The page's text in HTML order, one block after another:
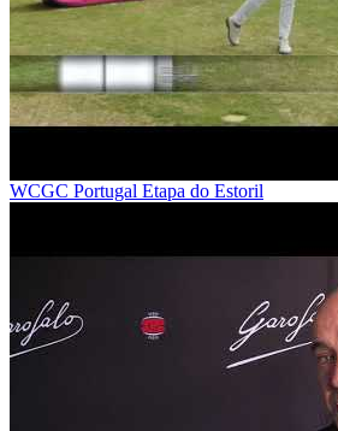
WCGC Portugal Etapa do Estoril